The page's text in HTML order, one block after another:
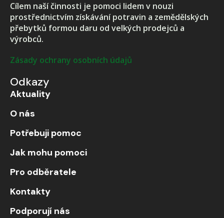
Cílem naší činnosti je pomoci lidem v nouzi
prostřednictvím získávání potravin a zemědělských
přebytků formou daru od velkých prodejců a
výrobců.
Zásady ochrany osobních údajů
Odkazy
Aktuality
O nás
Potřebuji pomoc
Jak mohu pomoci
Pro odběratele
Kontakty
Podporují nás